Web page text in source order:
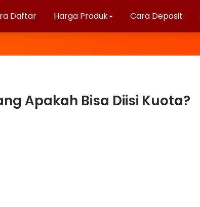
Daftar Harga Produk Cara Deposit
Apakah Bisa Diisi Kuota?